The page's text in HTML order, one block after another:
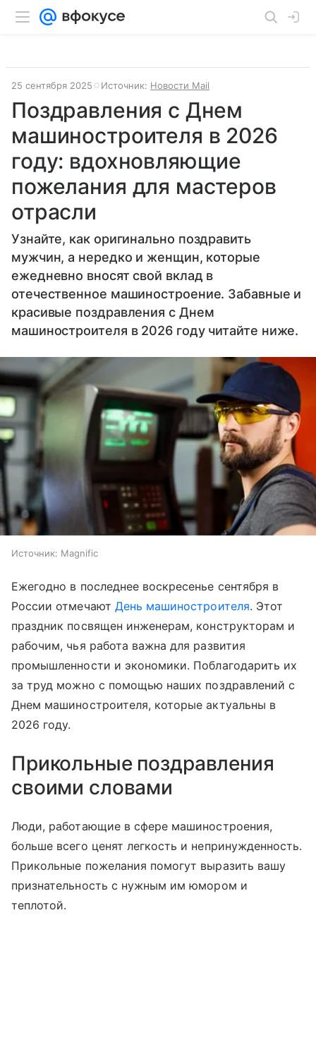
25 сентября 2025 Источник: Новости Mail
Поздравления с Днем
машиностроителя в 2026
году: вдохновляющие
пожелания для мастеров
отрасли
Узнайте, как оригинально поздравить
мужчин, а нередко и женщин, которые
ежедневно вносят свой вклад в
отечественное машиностроение. Забавные и
красивые поздравления с Днем
машиностроителя в 2026 году читайте ниже.
Источник: Magnific
Ежегодно в последнее воскресенье сентября в
России отмечают День машиностроителя. Этот
праздник посвящен инженерам, конструкторам и
рабочим, чья работа важна для развития
промышленности и экономики. Поблагодарить их
за труд можно с помощью наших поздравлений с
Днем машиностроителя, которые актуальны в
2026 году.
Прикольные поздравления
своими словами
Люди, работающие в сфере машиностроения,
больше всего ценят легкость и непринужденность.
Прикольные пожелания помогут выразить вашу
признательность с нужным им юмором и
теплотой.